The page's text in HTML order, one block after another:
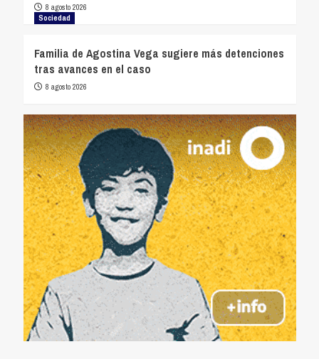
8 agosto 2026
Sociedad
Familia de Agostina Vega sugiere más detenciones
tras avances en el caso
8 agosto 2026